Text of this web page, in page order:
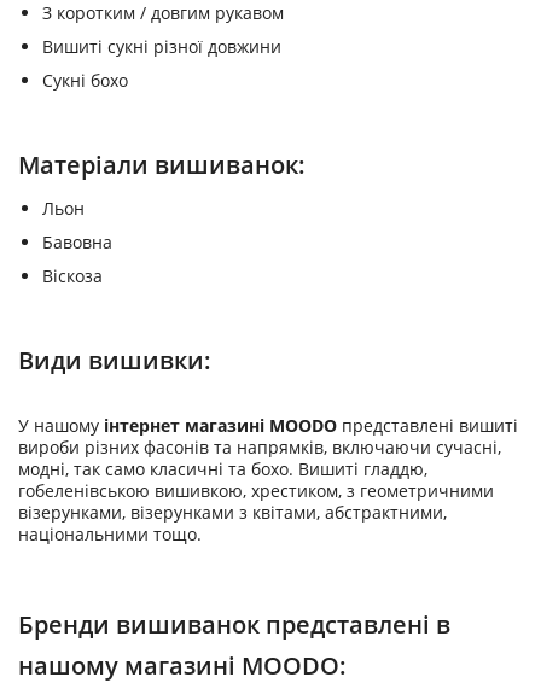
З коротким / довгим рукавом
Вишиті сукні різної довжини
Сукні бохо
Матеріали вишиванок:
Льон
Бавовна
Віскоза
Види вишивки:
У нашому інтернет магазині MOODO представлені вишиті
вироби різних фасонів та напрямків, включаючи сучасні,
модні, так само класичні та бохо. Вишиті гладдю,
гобеленівською вишивкою, хрестиком, з геометричними
візерунками, візерунками з квітами, абстрактними,
національними тощо.
Бренди вишиванок представлені в
нашому магазині MOODO: